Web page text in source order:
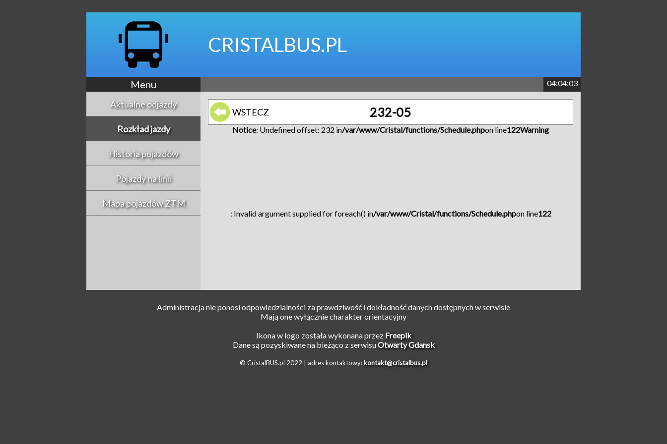
CRISTALBUS.PL
Menu 04:04:03
Aktualne odjazdy
Rozkład jazdy
Historia pojazdów
Pojazdy na linii
Mapa pojazdów ZTM
WSTECZ 232-05
Notice: Undefined offset: 232 in/var/www/Cristal/functions/Schedule.phpon line122Warning
: Invalid argument supplied for foreach() in/var/www/Cristal/functions/Schedule.phpon line122
Administracja nie ponosi odpowiedzialności za prawdziwość i dokładność danych dostępnych w serwisie
Mają one wyłącznie charakter orientacyjny
Ikona w logo została wykonana przez Freepik
Dane są pozyskiwane na bieżąco z serwisuOtwarty Gdansk
© CristalBUS.pl 2022 | adres kontaktowy: kontakt@cristalbus.pl